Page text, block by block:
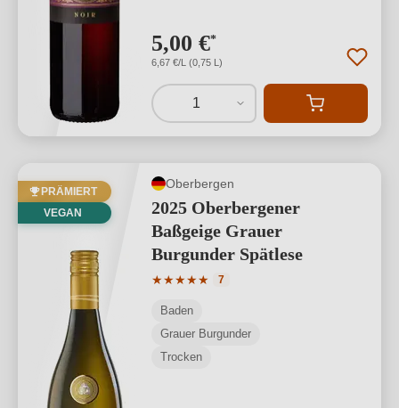
5,00 €*
6,67 €/L (0,75 L)
1
PRÄMIERT
VEGAN
Oberbergen
2025 Oberbergener
Baßgeige Grauer
Burgunder Spätlese
★★★★★
Durchschnittliche Bewertung von 5
7
Baden
Grauer Burgunder
Trocken